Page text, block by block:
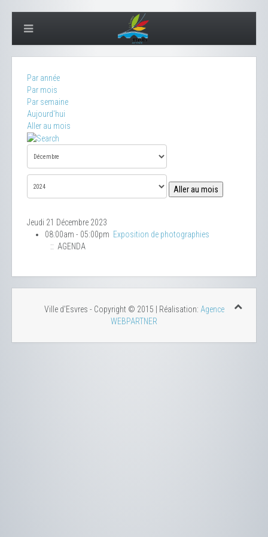
Par année
Par mois
Par semaine
Aujourd'hui
Aller au mois
Aller au mois
Jeudi 21 Décembre 2023
08:00am - 05:00pm Exposition de photographies
:: AGENDA
Ville d'Esvres - Copyright © 2015 | Réalisation: Agence
WEBPARTNER